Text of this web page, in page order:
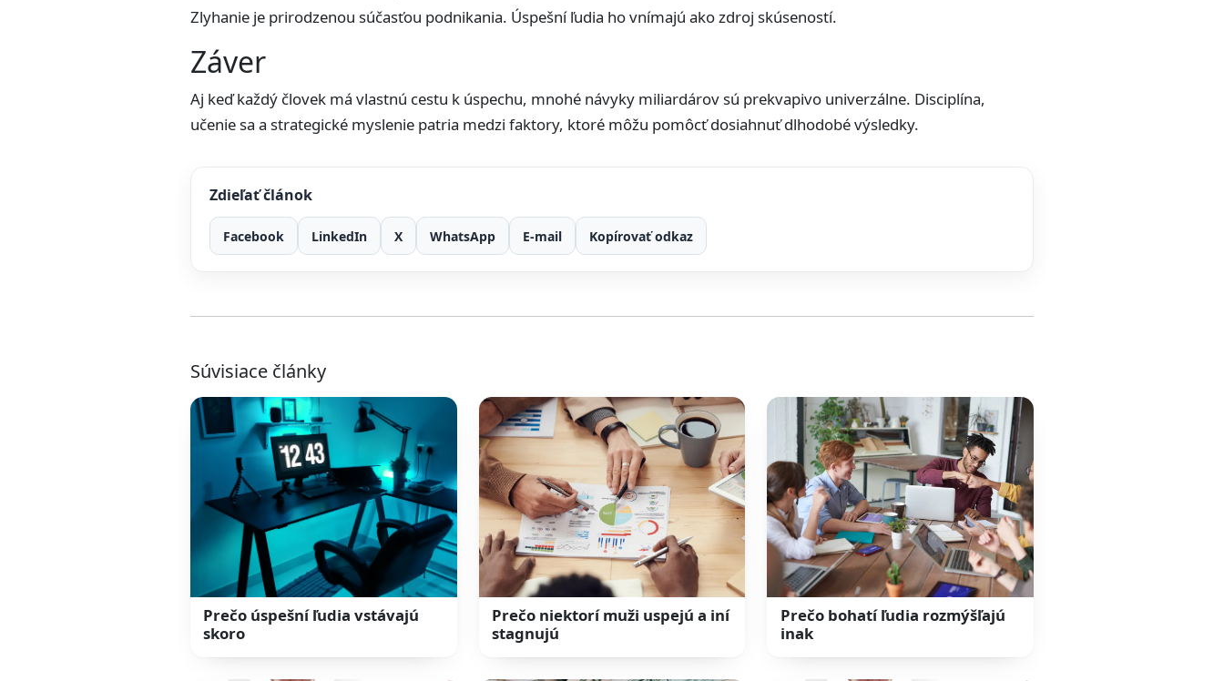
Zlyhanie je prirodzenou súčasťou podnikania. Úspešní ľudia ho vnímajú ako zdroj skúseností.
Záver
Aj keď každý človek má vlastnú cestu k úspechu, mnohé návyky miliardárov sú prekvapivo univerzálne. Disciplína,
učenie sa a strategické myslenie patria medzi faktory, ktoré môžu pomôcť dosiahnuť dlhodobé výsledky.
Zdieľať článok
Facebook LinkedIn X WhatsApp E-mail Kopírovať odkaz
Súvisiace články
Prečo úspešní ľudia vstávajú
skoro
Prečo niektorí muži uspejú a iní
stagnujú
Prečo bohatí ľudia rozmýšľajú
inak